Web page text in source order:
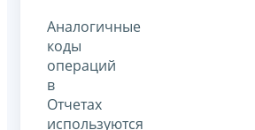
Аналогичные
коды
операций
в
Отчетах
используются